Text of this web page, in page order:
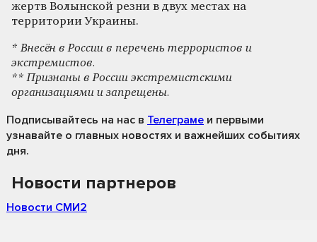
жертв Волынской резни в двух местах на
территории Украины.
* Внесён в России в перечень террористов и
экстремистов.
** Признаны в России экстремистскими
организациями и запрещены.
Подписывайтесь на нас в Телеграме и первыми
узнавайте о главных новостях и важнейших событиях
дня.
Новости партнеров
Новости СМИ2